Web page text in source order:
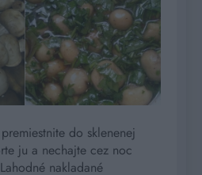
do sklenenej
ju a nechajte cez noc
nakladané